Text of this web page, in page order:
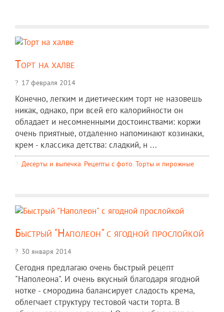
Торт на халве
17 февраля 2014
Конечно, легким и диетическим торт не назовешь
никак, однако, при всей его калорийности он
обладает и несомненными достоинствами: коржи
очень приятные, отдаленно напоминают козинаки,
крем - классика детства: сладкий, н ...
Десерты и выпечка, Рецепты c фото, Торты и пирожные
Быстрый "Наполеон" с ягодной прослойкой
30 января 2014
Сегодня предлагаю очень быстрый рецепт
"Наполеона". И очень вкусный благодаря ягодной
нотке - смородина балансирует сладость крема,
облегчает структуру тестовой части торта. В